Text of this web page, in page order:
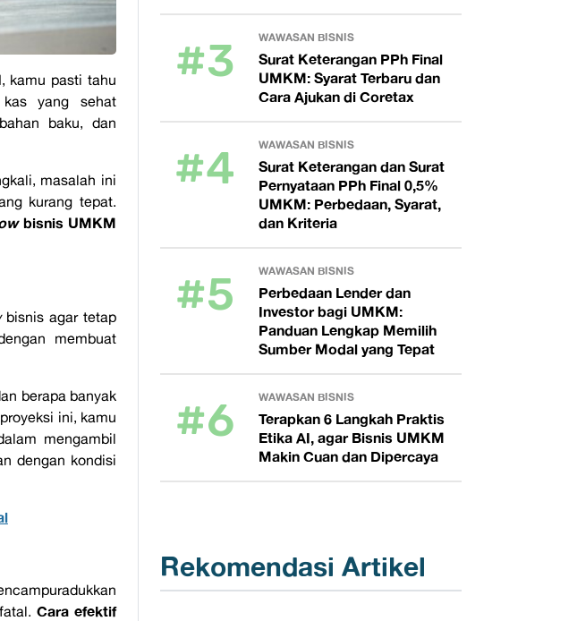
kamu pasti tahu
yang sehat
baku, dan
masalah ini
kurang tepat.
bisnis UMKM
bisnis agar tetap
membuat
berapa banyak
ini, kamu
mengambil
dengan kondisi
fatal.Cara efektif
#3 WAWASAN BISNIS
Surat Keterangan PPh Final
UMKM: Syarat Terbaru dan
Cara Ajukan di Coretax
#4 WAWASAN BISNIS
Surat Keterangan dan Surat
Pernyataan PPh Final 0,5%
UMKM: Perbedaan, Syarat,
dan Kriteria
#5 WAWASAN BISNIS
Perbedaan Lender dan
Investor bagi UMKM:
Panduan Lengkap Memilih
Sumber Modal yang Tepat
#6 WAWASAN BISNIS
Terapkan 6 Langkah Praktis
Etika AI, agar Bisnis UMKM
Makin Cuan dan Dipercaya
Rekomendasi Artikel